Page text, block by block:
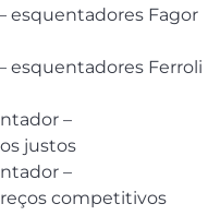
esquentadores Fagor
esquentadores Ferroli
–
justos
–
competitivos